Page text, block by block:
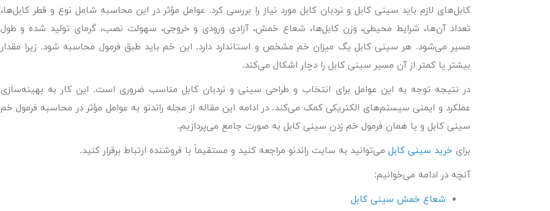
کابل‌های لازم باید سینی کابل و نردبان کابل مورد نیاز را بررسی کرد. عوامل مؤثر در این محاسبه شامل نوع و قطر کابل‌ها،
تعداد آن‌ها، شرایط محیطی، وزن کابل‌ها، شعاع خمش، آزادی ورودی و خروجی، سهولت نصب، گرمای تولید شده و طول
مسیر می‌شود. هر سینی کابل یگ میزان خم مشخص و استاندارد دارد. این خم باید طبق فرمول محاسبه شود. زیرا مقدار
بیشتر یا کمتر از آن مسیر سینی کابل را دچار اشکال می‌کند.
در نتیجه توجه به این عوامل برای انتخاب و طراحی سینی و نردبان کابل مناسب ضروری است. این کار به بهینه‌سازی
عملکرد و ایمنی سیستم‌های الکتریکی کمک می‌کند. در ادامه این مقاله از مجله راندنو به عوامل مؤثر در محاسبه فرمول خم
سینی کابل و یا همان فرمول خم زدن سینی کابل به صورت جامع می‌پردازیم.
برای خرید سینی کابل می‌توانید به سایت راندنو مراجعه کنید و مستقیماً با فروشنده ارتباط برقرار کنید.
آنچه در ادامه می‌خوانیم:
شعاع خمش سینی کابل